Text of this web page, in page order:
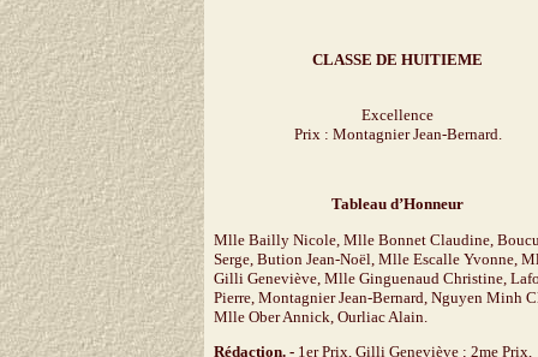
CLASSE DE HUITIEME
Excellence
Prix : Montagnier Jean-Bernard.
Tableau d’Honneur
Mlle Bailly Nicole, Mlle Bonnet Claudine,
Serge, Bution Jean-Noël, Mlle Escalle Yvonne,
Gilli Geneviève, Mlle Ginguenaud Christine,
Pierre, Montagnier Jean-Bernard, Nguyen Minh
Mlle Ober Annick, Ourliac Alain.
Rédaction. - 1er Prix, Gilli Geneviève ; 2me Prix,